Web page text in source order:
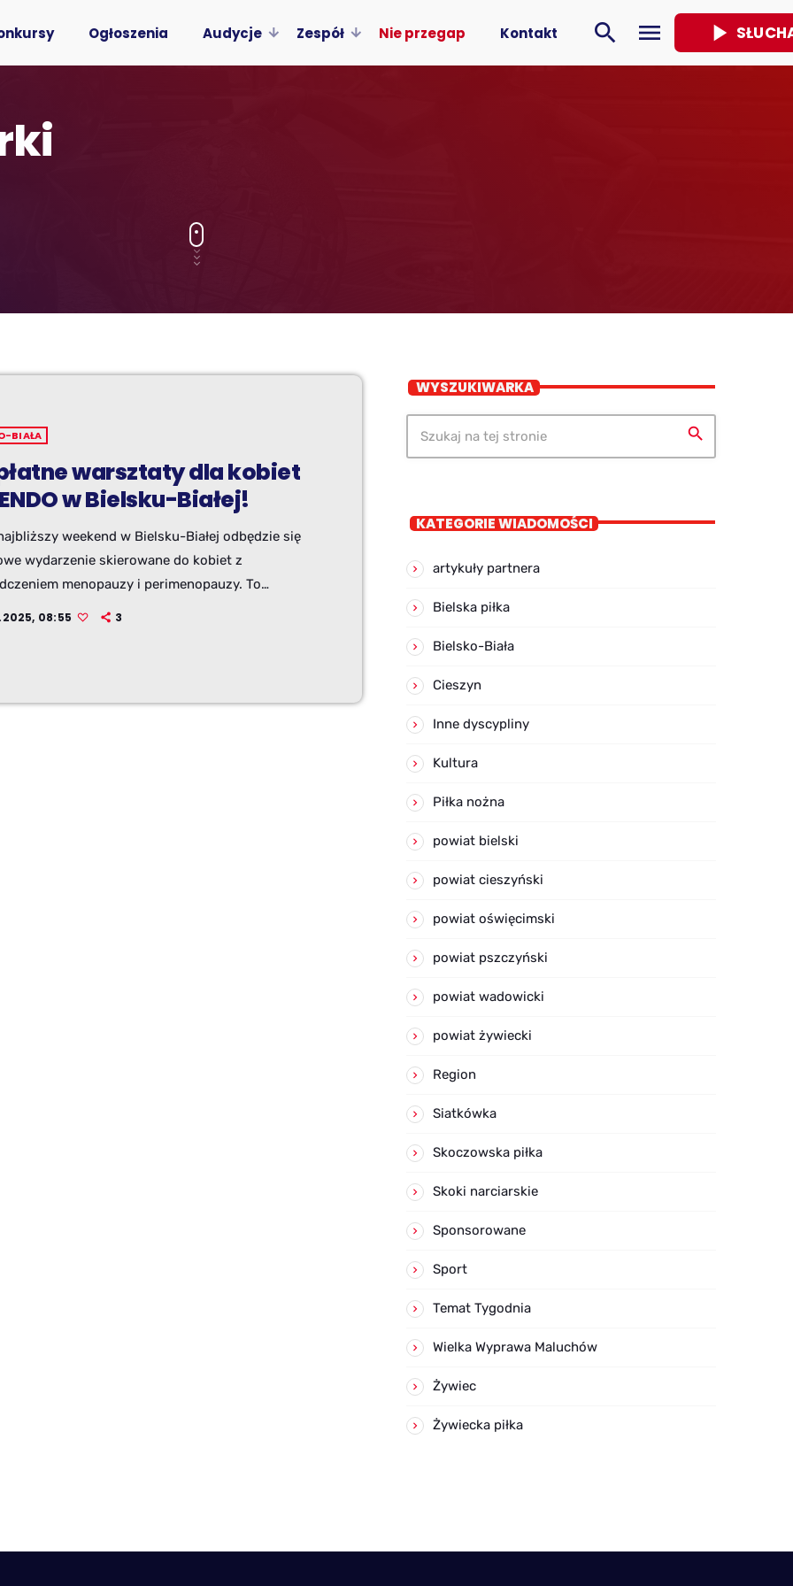
Ogłoszenia Audycje Zespół Nie przegap Kontakt search menu play_arrow
BIAŁA
warsztaty dla kobiet
w Bielsku-Białej!
weekend w Bielsku-Białej odbędzie się
wydarzenie skierowane do kobiet z
menopauzy i perimenopauzy. To
bezpłatne warsztaty WENDO, które łączą w
asertywności, samoobrony fizycznej i
08:55 3
WYSZUKIWARKA
search
KATEGORIE WIADOMOŚCI
artykuły partnera
Bielska piłka
Bielsko-Biała
Cieszyn
Inne dyscypliny
Kultura
Piłka nożna
powiat bielski
powiat cieszyński
powiat oświęcimski
powiat pszczyński
powiat wadowicki
powiat żywiecki
Region
Siatkówka
Skoczowska piłka
Skoki narciarskie
Sponsorowane
Sport
Temat Tygodnia
Wielka Wyprawa Maluchów
Żywiec
Żywiecka piłka